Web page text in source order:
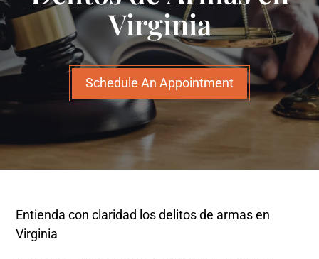
Virginia
Schedule An Appointment
Entienda con claridad los delitos de armas en
Virginia